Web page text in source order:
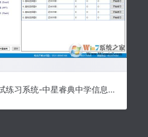
信息技术考试练习系统-中星睿典中学信息技术考试练习系统2022特别版下载